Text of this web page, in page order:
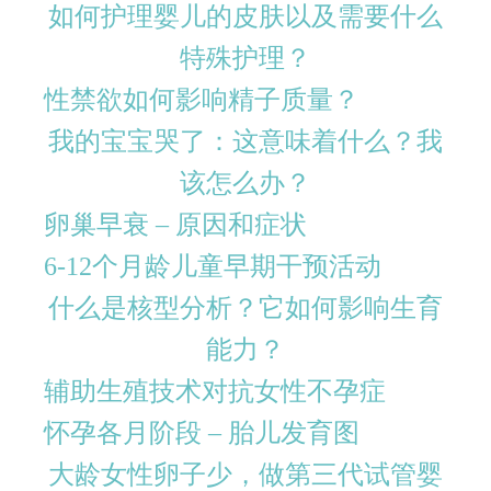
如何护理婴儿的皮肤以及需要什么
特殊护理？
性禁欲如何影响精子质量？
我的宝宝哭了：这意味着什么？我
该怎么办？
卵巢早衰 – 原因和症状
6-12个月龄儿童早期干预活动
什么是核型分析？它如何影响生育
能力？
辅助生殖技术对抗女性不孕症
怀孕各月阶段 – 胎儿发育图
大龄女性卵子少，做第三代试管婴